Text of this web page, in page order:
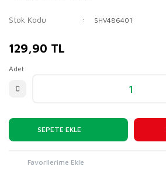
Stok Kodu SHV486401
129,90 TL
Adet
SEPETE EKLE